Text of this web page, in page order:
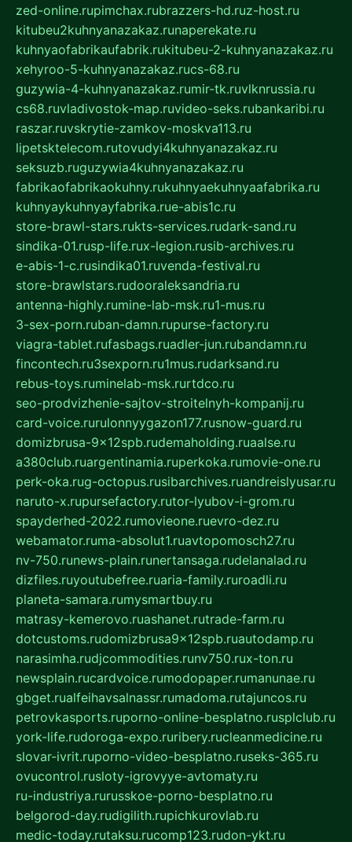
zed-online.rupimchax.rubrazzers-hd.ruz-host.ru
kitubeu2kuhnyanazakaz.runaperekate.ru
kuhnyaofabrikaufabrik.rukitubeu-2-kuhnyanazakaz.ru
xehyroo-5-kuhnyanazakaz.rucs-68.ru
guzywia-4-kuhnyanazakaz.rumir-tk.ruvlknrussia.ru
cs68.ruvladivostok-map.ruvideo-seks.rubankaribi.ru
raszar.ruvskrytie-zamkov-moskva113.ru
lipetsktelecom.rutovudyi4kuhnyanazakaz.ru
seksuzb.ruguzywia4kuhnyanazakaz.ru
fabrikaofabrikaokuhny.rukuhnyaekuhnyaafabrika.ru
kuhnyaykuhnyayfabrika.rue-abis1c.ru
store-brawl-stars.rukts-services.rudark-sand.ru
sindika-01.rusp-life.rux-legion.rusib-archives.ru
e-abis-1-c.rusindika01.ruvenda-festival.ru
store-brawlstars.rudooraleksandria.ru
antenna-highly.rumine-lab-msk.ru1-mus.ru
3-sex-porn.ruban-damn.rupurse-factory.ru
viagra-tablet.rufasbags.ruadler-jun.rubandamn.ru
fincontech.ru3sexporn.ru1mus.rudarksand.ru
rebus-toys.ruminelab-msk.rurtdco.ru
seo-prodvizhenie-sajtov-stroitelnyh-kompanij.ru
card-voice.rurulonnyygazon177.rusnow-guard.ru
domizbrusa-9x12spb.rudemaholding.ruaalse.ru
a380club.ruargentinamia.ruperkoka.rumovie-one.ru
perk-oka.rug-octopus.rusibarchives.ruandreislyusar.ru
naruto-x.rupursefactory.rutor-lyubov-i-grom.ru
spayderhed-2022.rumovieone.ruevro-dez.ru
webamator.ruma-absolut1.ruavtopomosch27.ru
nv-750.runews-plain.runertansaga.rudelanalad.ru
dizfiles.ruyoutubefree.ruaria-family.ruroadli.ru
planeta-samara.rumysmartbuy.ru
matrasy-kemerovo.ruashanet.rutrade-farm.ru
dotcustoms.rudomizbrusa9x12spb.ruautodamp.ru
narasimha.rudjcommodities.runv750.rux-ton.ru
newsplain.rucardvoice.rumodopaper.rumanunae.ru
gbget.rualfeihavsalnassr.rumadoma.rutajuncos.ru
petrovkasports.ruporno-online-besplatno.rusplclub.ru
york-life.rudoroga-expo.ruribery.rucleanmedicine.ru
slovar-ivrit.ruporno-video-besplatno.ruseks-365.ru
ovucontrol.rusloty-igrovyye-avtomaty.ru
ru-industriya.rurusskoe-porno-besplatno.ru
belgorod-day.rudigilith.rupichkurovlab.ru
medic-today.rutaksu.rucomp123.rudon-ykt.ru